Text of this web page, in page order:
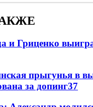
и Гриценко
прыгунья в
за допинг37